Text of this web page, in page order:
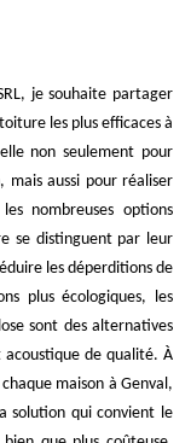
je souhaite partager
les plus efficaces à
non seulement pour
aussi pour réaliser
nombreuses options
se distinguent par leur
les déperditions de
plus écologiques, les
sont des alternatives
de qualité. À
maison à Genval,
solution qui convient le